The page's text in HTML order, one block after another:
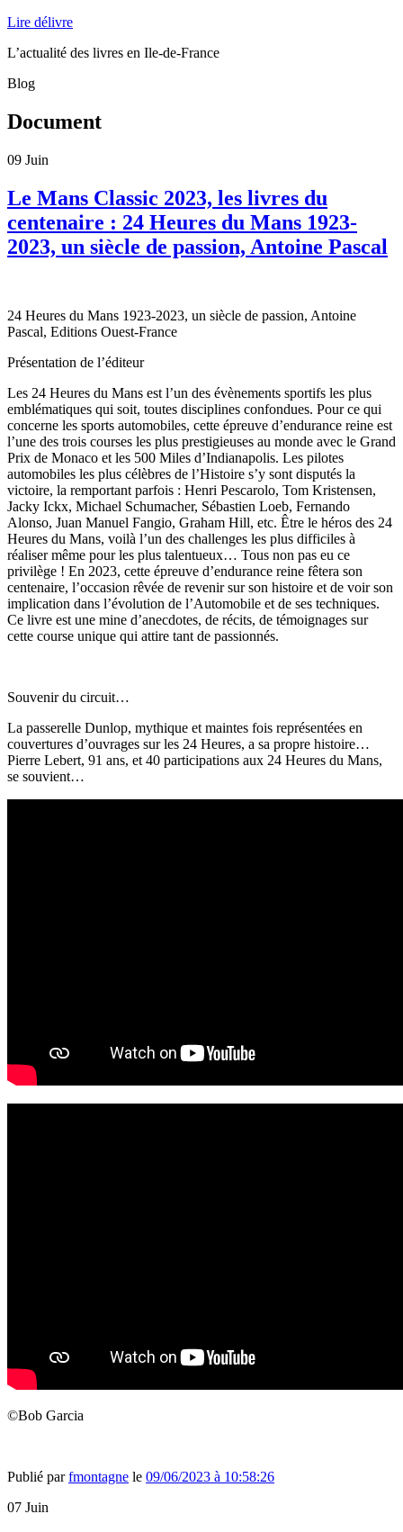
Lire délivre
L’actualité des livres en Ile-de-France
Blog
Document
09 Juin
Le Mans Classic 2023, les livres du
centenaire : 24 Heures du Mans 1923-
2023, un siècle de passion, Antoine Pascal
24 Heures du Mans 1923-2023, un siècle de passion, Antoine
Pascal, Editions Ouest-France
Présentation de l’éditeur
Les 24 Heures du Mans est l’un des évènements sportifs les plus
emblématiques qui soit, toutes disciplines confondues. Pour ce qui
concerne les sports automobiles, cette épreuve d’endurance reine est
l’une des trois courses les plus prestigieuses au monde avec le Grand
Prix de Monaco et les 500 Miles d’Indianapolis. Les pilotes
automobiles les plus célèbres de l’Histoire s’y sont disputés la
victoire, la remportant parfois : Henri Pescarolo, Tom Kristensen,
Jacky Ickx, Michael Schumacher, Sébastien Loeb, Fernando
Alonso, Juan Manuel Fangio, Graham Hill, etc. Être le héros des 24
Heures du Mans, voilà l’un des challenges les plus difficiles à
réaliser même pour les plus talentueux… Tous non pas eu ce
privilège ! En 2023, cette épreuve d’endurance reine fêtera son
centenaire, l’occasion rêvée de revenir sur son histoire et de voir son
implication dans l’évolution de l’Automobile et de ses techniques.
Ce livre est une mine d’anecdotes, de récits, de témoignages sur
cette course unique qui attire tant de passionnés.
Souvenir du circuit…
La passerelle Dunlop, mythique et maintes fois représentées en
couvertures d’ouvrages sur les 24 Heures, a sa propre histoire…
Pierre Lebert, 91 ans, et 40 participations aux 24 Heures du Mans,
se souvient…
©Bob Garcia
Publié parfmontagne le 09/06/2023 à 10:58:26
07 Juin